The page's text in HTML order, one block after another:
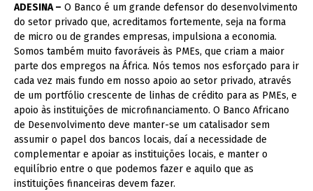
ADESINA – O Banco é um grande defensor do desenvolvimento
do setor privado que, acreditamos fortemente, seja na forma
de micro ou de grandes empresas, impulsiona a economia.
Somos também muito favoráveis às PMEs, que criam a maior
parte dos empregos na África. Nós temos nos esforçado para ir
cada vez mais fundo em nosso apoio ao setor privado, através
de um portfólio crescente de linhas de crédito para as PMEs, e
apoio às instituições de microfinanciamento. O Banco Africano
de Desenvolvimento deve manter-se um catalisador sem
assumir o papel dos bancos locais, daí a necessidade de
complementar e apoiar as instituições locais, e manter o
equilíbrio entre o que podemos fazer e aquilo que as
instituições financeiras devem fazer.